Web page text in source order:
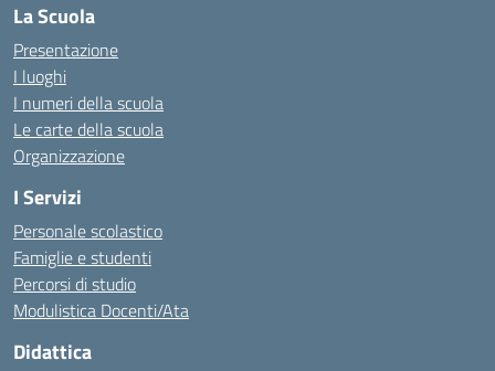
La Scuola
Presentazione
I luoghi
I numeri della scuola
Le carte della scuola
Organizzazione
I Servizi
Personale scolastico
Famiglie e studenti
Percorsi di studio
Modulistica Docenti/Ata
Didattica